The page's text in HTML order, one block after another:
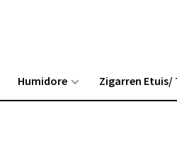
Humidore Zigarren Etuis/